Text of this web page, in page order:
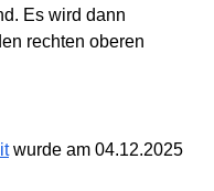
Es wird dann
rechten oberen
wurde am 04.12.2025